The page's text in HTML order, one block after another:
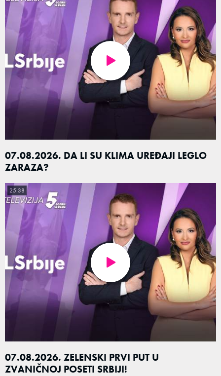
07.08.2026. DA LI SU KLIMA UREĐAJI LEGLO
ZARAZA?
07.08.2026. ZELENSKI PRVI PUT U
ZVANIČNOJ POSETI SRBIJI!
25:38